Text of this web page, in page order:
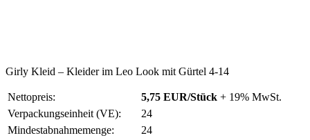
Girly Kleid – Kleider im Leo Look mit Gürtel 4-14
Nettopreis: 5,75 EUR/Stück + 19% MwSt.
Verpackungseinheit (VE):
24
Mindestabnahmemenge:
24